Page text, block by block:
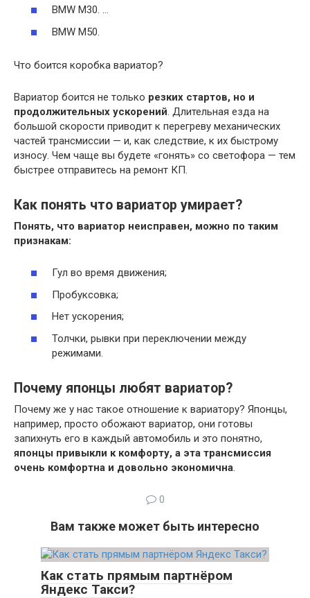
BMW M30. …
BMW M50.
Что боится коробка вариатор?
Вариатор боится не только резких стартов, но и
продолжительных ускорений. Длительная езда на
большой скорости приводит к перегреву механических
частей трансмиссии — и, как следствие, к их быстрому
износу. Чем чаще вы будете «гонять» со светофора — тем
быстрее отправитесь на ремонт КП.
Как понять что вариатор умирает?
Понять, что вариатор неисправен, можно по таким
признакам:
Гул во время движения;
Пробуксовка;
Нет ускорения;
Толчки, рывки при переключении между
режимами.
Почему японцы любят вариатор?
Почему же у нас такое отношение к вариатору? Японцы,
например, просто обожают вариатор, они готовы
запихнуть его в каждый автомобиль и это понятно,
японцы привыкли к комфорту, а эта трансмиссия
очень комфортна и довольно экономична.
0
Вам также может быть интересно
Как стать прямым партнёром
Яндекс Такси?